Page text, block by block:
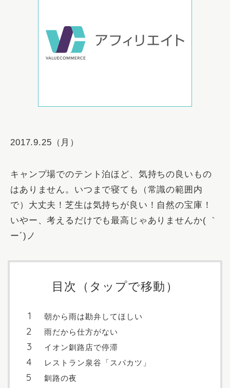
2017.9.25（月）
キャンプ場でのテント泊ほど、気持ちの良いもの
はありません。いつまで寝ても（常識の範囲内
で）大丈夫！芝生は気持ちが良い！自然の宝庫！
いやー、考えるだけでも最高じゃありませんか( ｀
ー´)ノ
目次（タップで移動）
朝から雨は勘弁してほしい
雨だから仕方がない
イオン釧路店で停滞
レストラン泉谷「スパカツ」
釧路の夜